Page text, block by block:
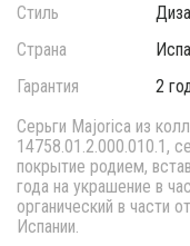
Стиль
Страна
Гарантия
2
Серьги Majorica из
14758.01.2.000.010.1,
покрытие родием,
года на украшение в
органический в части
Испании.